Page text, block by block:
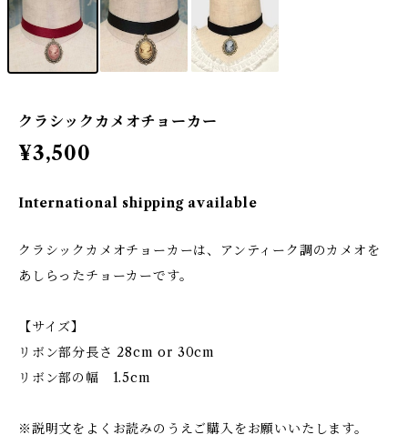
クラシックカメオチョーカー
¥3,500
International shipping available
クラシックカメオチョーカーは、アンティーク調のカメオを
あしらったチョーカーです。
【サイズ】
リボン部分長さ 28cm or 30cm
リボン部の幅 1.5cm
※説明文をよくお読みのうえご購入をお願いいたします。